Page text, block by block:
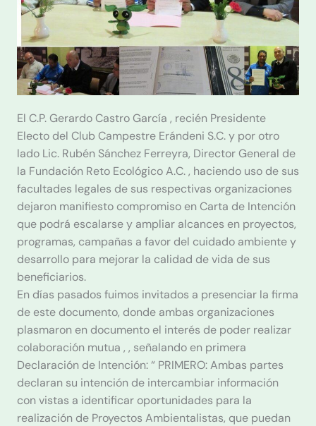
El C.P. Gerardo Castro García , recién Presidente
Electo del Club Campestre Erándeni S.C. y por otro
lado Lic. Rubén Sánchez Ferreyra, Director General de
la Fundación Reto Ecológico A.C. , haciendo uso de sus
facultades legales de sus respectivas organizaciones
dejaron manifiesto compromiso en Carta de Intención
que podrá escalarse y ampliar alcances en proyectos,
programas, campañas a favor del cuidado ambiente y
desarrollo para mejorar la calidad de vida de sus
beneficiarios.
En días pasados fuimos invitados a presenciar la firma
de este documento, donde ambas organizaciones
plasmaron en documento el interés de poder realizar
colaboración mutua , , señalando en primera
Declaración de Intención: “ PRIMERO: Ambas partes
declaran su intención de intercambiar información
con vistas a identificar oportunidades para la
realización de Proyectos Ambientalistas, que puedan